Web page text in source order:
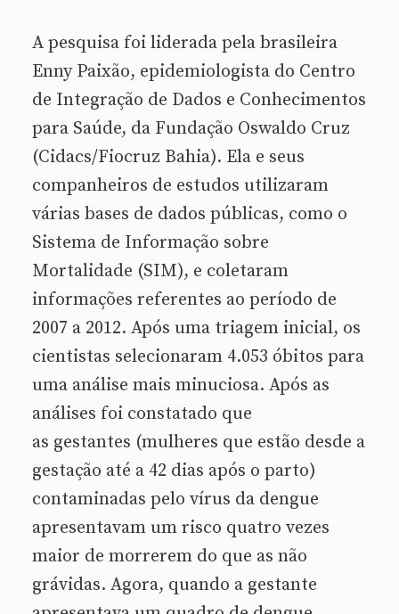
A pesquisa foi liderada pela brasileira
Enny Paixão, epidemiologista do Centro
de Integração de Dados e Conhecimentos
para Saúde, da Fundação Oswaldo Cruz
(Cidacs/Fiocruz Bahia). Ela e seus
companheiros de estudos utilizaram
várias bases de dados públicas, como o
Sistema de Informação sobre
Mortalidade (SIM), e coletaram
informações referentes ao período de
2007 a 2012. Após uma triagem inicial, os
cientistas selecionaram 4.053 óbitos para
uma análise mais minuciosa. Após as
análises foi constatado que
as gestantes (mulheres que estão desde a
gestação até a 42 dias após o parto)
contaminadas pelo vírus da dengue
apresentavam um risco quatro vezes
maior de morrerem do que as não
grávidas. Agora, quando a gestante